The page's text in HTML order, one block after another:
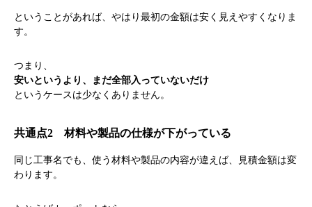
ということがあれば、やはり最初の金額は安く見えやすくなりま
す。
つまり、
安いというより、まだ全部入っていないだけ
というケースは少なくありません。
共通点2 材料や製品の仕様が下がっている
同じ工事名でも、使う材料や製品の内容が違えば、見積金額は変
わります。